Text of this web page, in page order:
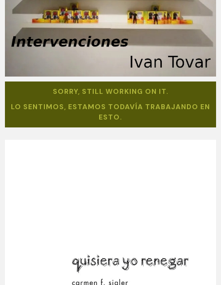
SORRY, STILL WORKING ON IT.
LO SENTIMOS, ESTAMOS TODAVÍA TRABAJANDO EN
ESTO.